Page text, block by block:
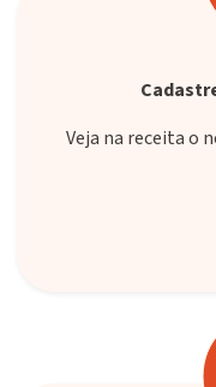
Veja na receita o